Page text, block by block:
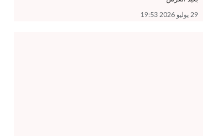
29 يوليو 2026 19:53